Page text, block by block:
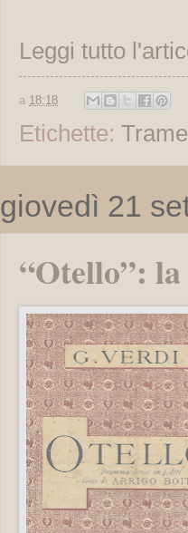
Leggi tutto
a 18:18
Etichette:
giovedì 21
“Otello”: